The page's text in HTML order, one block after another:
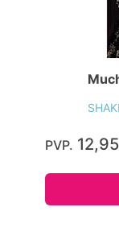
PVP.